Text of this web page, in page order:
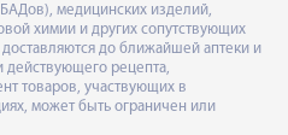
медицинских изделий,
химии и других сопутствующих
до ближайшей аптеки и
действующего рецепта,
товаров, участвующих в
может быть ограничен или